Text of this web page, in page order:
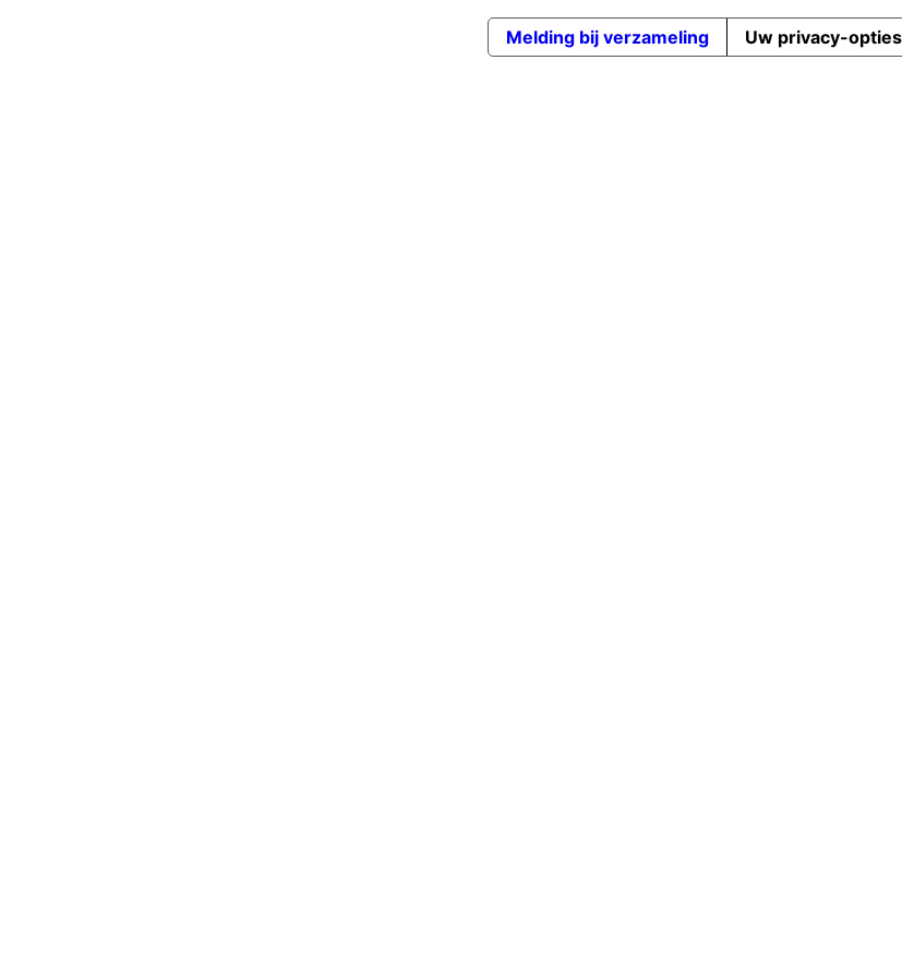
Melding bij verzameling Uw privacy-opties